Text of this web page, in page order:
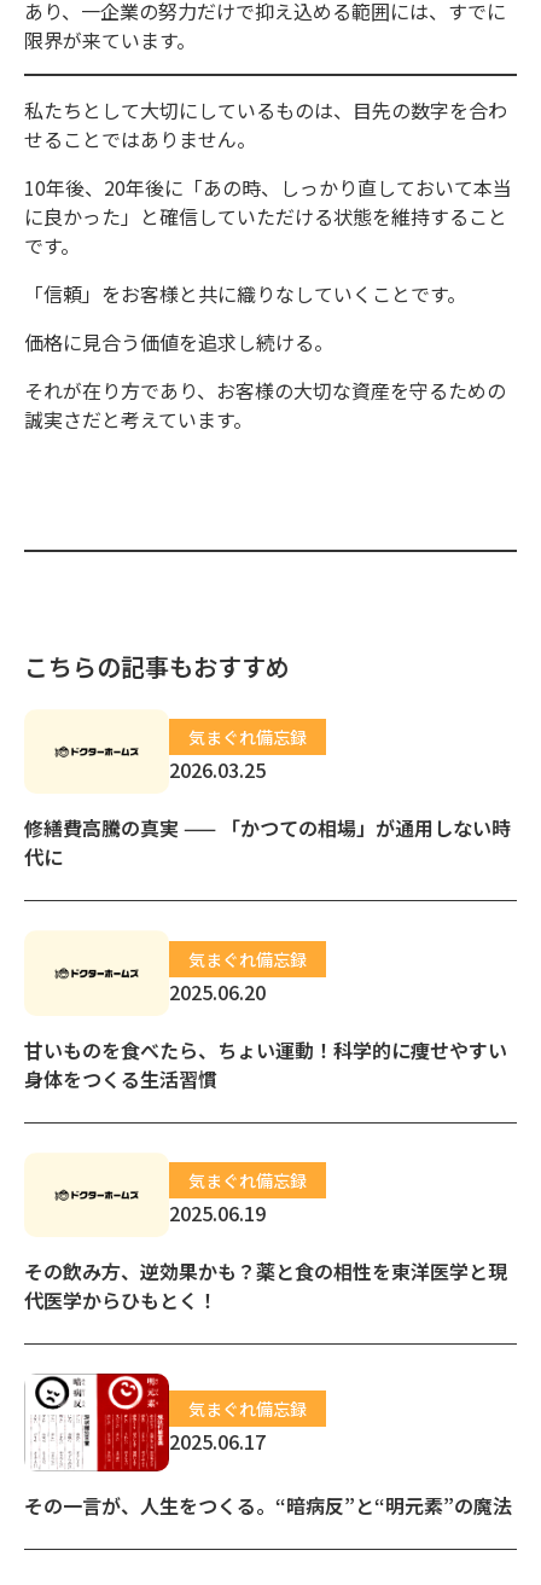
あり、一企業の努力だけで抑え込める範囲には、すでに
限界が来ています。
私たちとして大切にしているものは、目先の数字を合わ
せることではありません。
10年後、20年後に「あの時、しっかり直しておいて本当
に良かった」と確信していただける状態を維持すること
です。
「信頼」をお客様と共に織りなしていくことです。
価格に見合う価値を追求し続ける。
それが在り方であり、お客様の大切な資産を守るための
誠実さだと考えています。
こちらの記事もおすすめ
気まぐれ備忘録
2026.03.25
修繕費高騰の真実 —— 「かつての相場」が通用しない時
代に
気まぐれ備忘録
2025.06.20
甘いものを食べたら、ちょい運動！科学的に痩せやすい
身体をつくる生活習慣
気まぐれ備忘録
2025.06.19
その飲み方、逆効果かも？薬と食の相性を東洋医学と現
代医学からひもとく！
気まぐれ備忘録
2025.06.17
その一言が、人生をつくる。“暗病反”と“明元素”の魔法